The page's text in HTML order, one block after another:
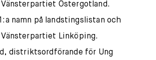
Östergotland.
namn på landstingslistan och
Linköping.
distriktsordförande för Ung